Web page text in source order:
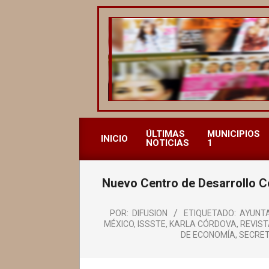
REVISTA
ALCALDESAS
MX
INICIO
ÚLTIMAS
NOTICIAS
MUNICIPIOS
1
Nuevo Centro de Desarrollo
POR: DIFUSION ETIQUETADO:
MÉXICO, ISSSTE, KARLA CÓRDOVA,
DE ECONOMÍA,